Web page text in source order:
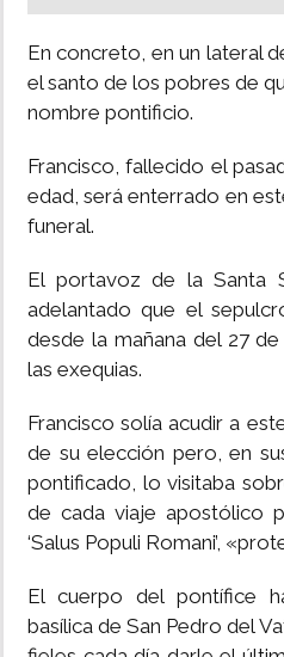
En concreto, en un lateral
el santo de los pobres de
nombre pontificio.
Francisco, fallecido el
edad, será enterrado en
funeral.
El portavoz de la Santa
adelantado que el
desde la mañana del 27
las exequias.
Francisco solía acudir a
de su elección pero, en
pontificado, lo visitaba
de cada viaje apostólico
‘Salus Populi Romani’,
El cuerpo del pontífice
basílica de San Pedro del